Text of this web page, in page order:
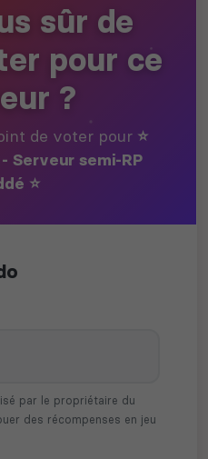
sûr de
pour ce
?
de voter pour ⭐
Serveur semi-RP
⭐
par le propriétaire du
des récompenses en jeu